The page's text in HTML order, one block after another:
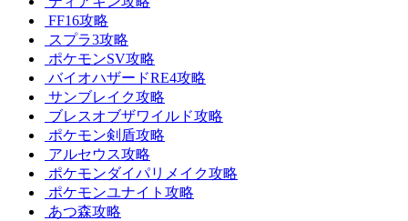
FF16攻略
スプラ3攻略
ポケモンSV攻略
バイオハザードRE4攻略
サンブレイク攻略
ブレスオブザワイルド攻略
ポケモン剣盾攻略
アルセウス攻略
ポケモンダイパリメイク攻略
ポケモンユナイト攻略
あつ森攻略